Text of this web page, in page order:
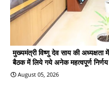
मुख्यमंत्री विष्णु देव साय की
बैठक में लिये गये अनेक महत्वपूर्ण निर्णय
August 05, 2026